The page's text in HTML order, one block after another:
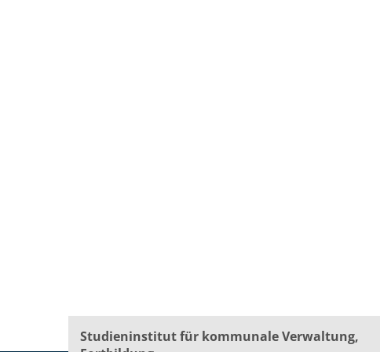
Studieninstitut für kommunale Verwaltung,